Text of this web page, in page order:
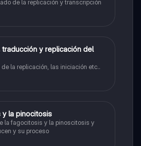
de la replicación y transcripción
traducción y replicación del
la replicación, las iniciación etc..
la pinocitosis
la fagocitosis y la pinoscitosis y
y su proceso